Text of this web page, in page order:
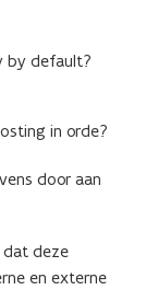
by default?
in orde?
door aan
dat deze
en externe